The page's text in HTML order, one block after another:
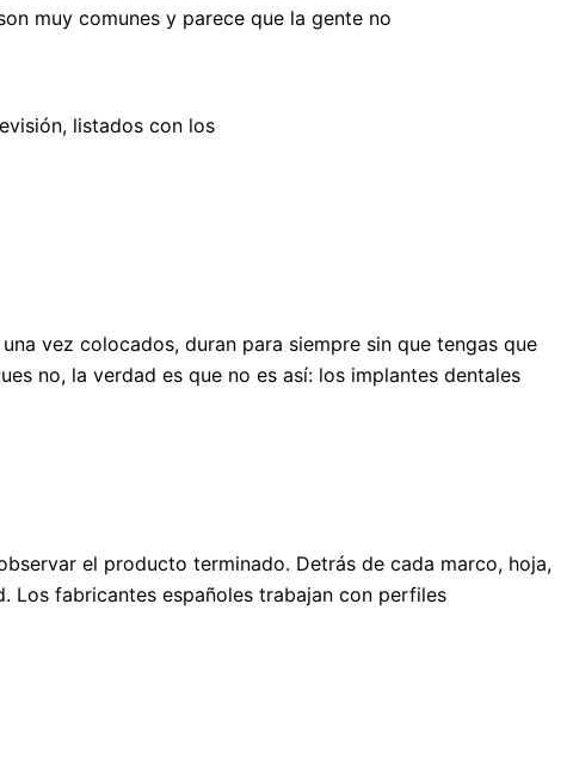
muy comunes y parece que la gente no
listados con los
vez colocados, duran para siempre sin que tengas que
no, la verdad es que no es así: los implantes dentales
el producto terminado. Detrás de cada marco, hoja,
Los fabricantes españoles trabajan con perfiles